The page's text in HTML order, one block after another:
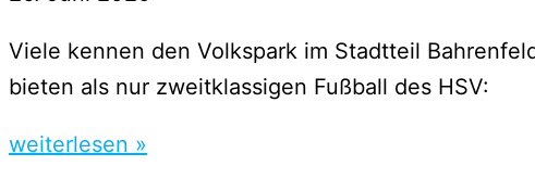
Viele kennen den Volkspark im Stadtteil
bieten als nur zweitklassigen Fußball des HSV:
weiterlesen »